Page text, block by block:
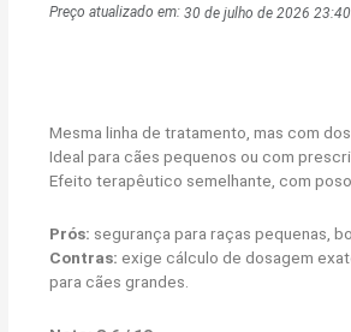
Preço atualizado em:30 de julho de 2026 23:40
Mesma linha de tratamento, mas com
Ideal para cães pequenos ou com
Efeito terapêutico semelhante, com
Prós: segurança para raças pequenas,
Contras: exige cálculo de dosagem
para cães grandes.